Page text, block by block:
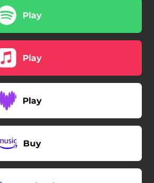
Play
Play
Play
Buy